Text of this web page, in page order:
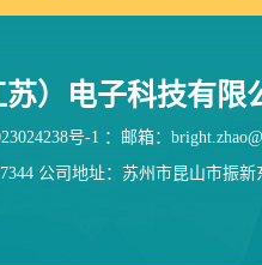
）电子科技有限
号-1 ：邮箱：
公司地址：苏州市昆山市振新